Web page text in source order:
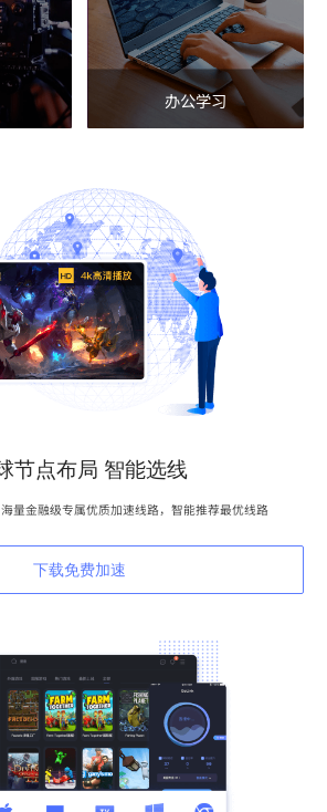
办公学习
节点布局 智能选线
量金融级专属优质加速线路，智能推荐最优线路
下载免费加速